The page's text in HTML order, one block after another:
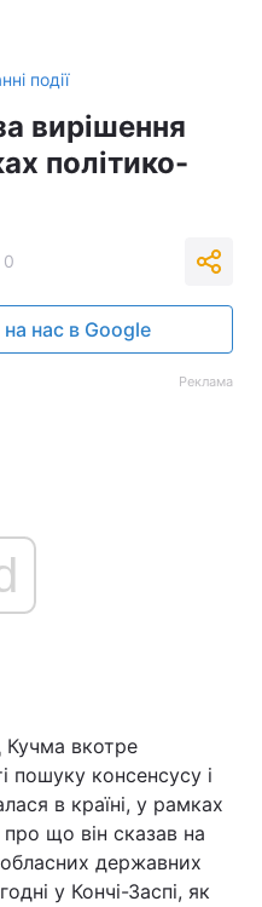
події
вирішення
політико-
0
на нас в Google
Реклама
Кучма вкотре
пошуку консенсусу і
в країні, у рамках
що він сказав на
державних
у Кончі-Заспі, як